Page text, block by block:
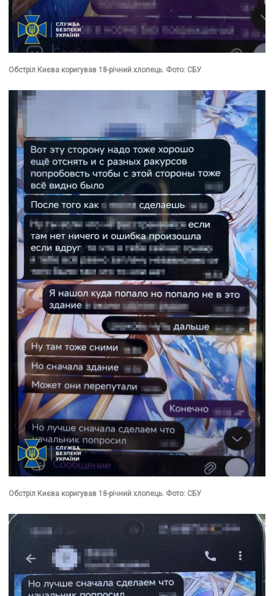
Обстріл Києва коригував 18-річний хлопець. Фото: СБУ
Обстріл Києва коригував 18-річний хлопець. Фото: СБУ